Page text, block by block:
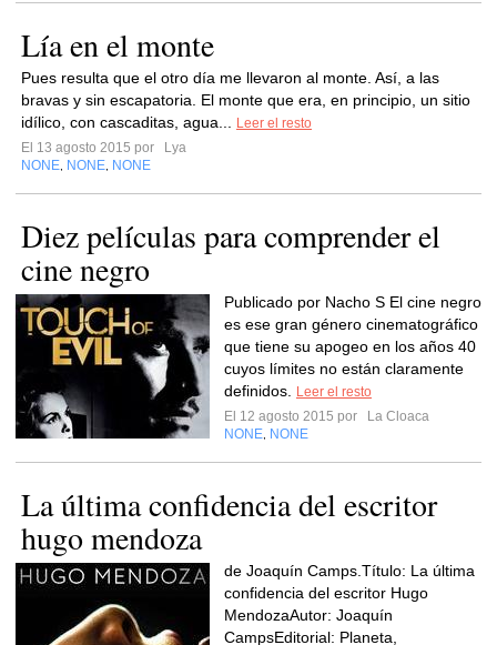
Lía en el monte
Pues resulta que el otro día me llevaron al monte. Así, a las
bravas y sin escapatoria. El monte que era, en principio, un sitio
idílico, con cascaditas, agua...
Leer el resto
El 13 agosto 2015 por
Lya
NONE NONE NONE
Diez películas para comprender el
cine negro
Publicado por Nacho S El cine negro
es ese gran género cinematográfico
que tiene su apogeo en los años 40
cuyos límites no están claramente
definidos.
Leer el resto
El 12 agosto 2015 por
La Cloaca
NONE NONE
La última confidencia del escritor
hugo mendoza
de Joaquín Camps.Título: La última
confidencia del escritor Hugo
MendozaAutor: Joaquín
CampsEditorial: Planeta,